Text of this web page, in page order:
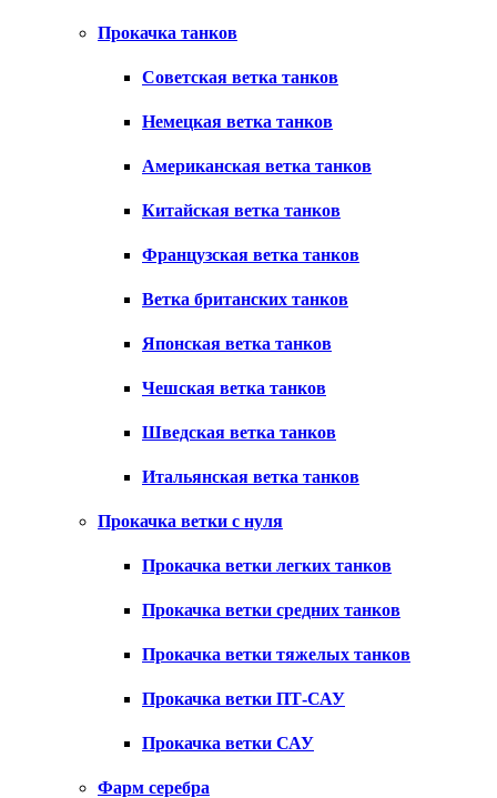
Прокачка танков
Советская ветка танков
Немецкая ветка танков
Американская ветка танков
Китайская ветка танков
Французская ветка танков
Ветка британских танков
Японская ветка танков
Чешская ветка танков
Шведская ветка танков
Итальянская ветка танков
Прокачка ветки с нуля
Прокачка ветки легких танков
Прокачка ветки средних танков
Прокачка ветки тяжелых танков
Прокачка ветки ПТ-САУ
Прокачка ветки САУ
Фарм серебра